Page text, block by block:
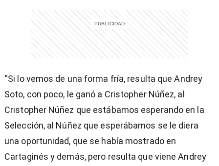
“Si lo vemos de una forma fría, resulta que Andrey
Soto, con poco, le ganó a Cristopher Núñez, al
Cristopher Núñez que estábamos esperando en la
Selección, al Núñez que esperábamos se le diera
una oportunidad, que se había mostrado en
Cartaginés y demás, pero resulta que viene Andrey